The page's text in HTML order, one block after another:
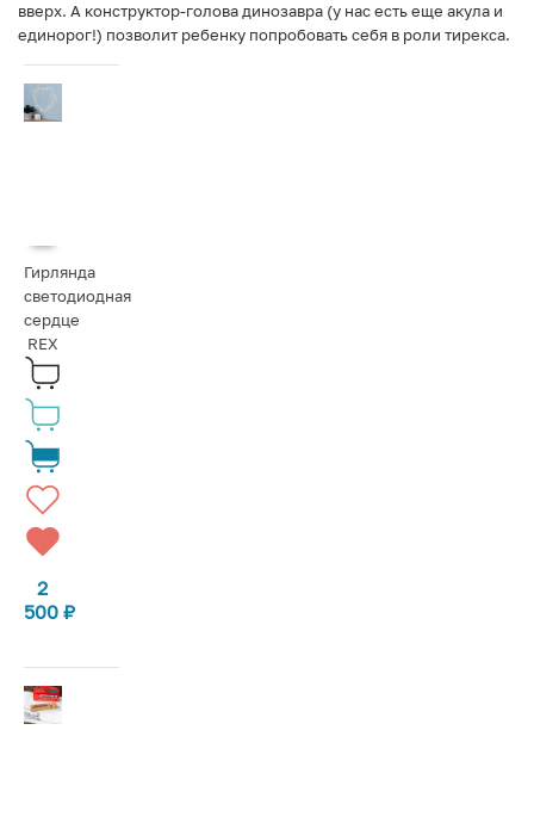
вверх. А конструктор-голова динозавра (у нас есть еще акула и
единорог!) позволит ребенку попробовать себя в роли тирекса.
Гирлянда
светодиодная
сердце
REX
2
500 ₽